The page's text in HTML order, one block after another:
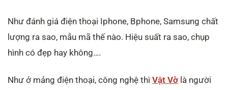
Như đánh giá điện thoại Iphone, Bphone, Samsung chất
lượng ra sao, mẫu mã thế nào. Hiệu suất ra sao, chụp
hình có đẹp hay không….
Như ở mảng điện thoại, công nghệ thì Vật Vờ là người